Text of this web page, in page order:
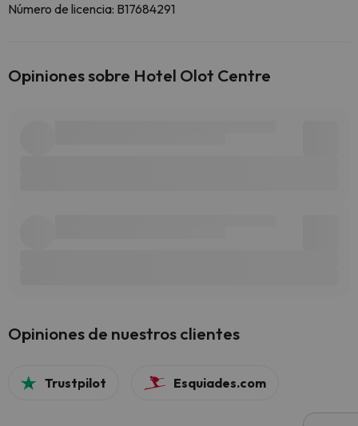
Número de licencia: B17684291
Opiniones sobre Hotel Olot Centre
Opiniones de nuestros clientes
Trustpilot Esquiades.com